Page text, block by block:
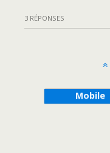
3 RÉPONSES
Mobile